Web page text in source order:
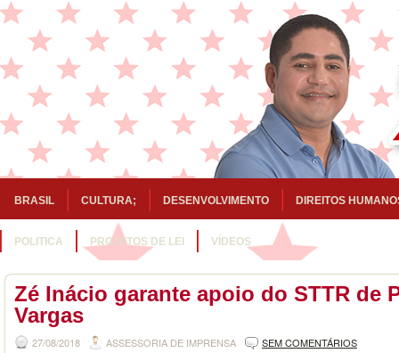
BRASIL CULTURA; DESENVOLVIMENTO DIREITOS
POLITICA PROJETOS DE LEI VÍDEOS
Zé Inácio garante apoio do STTR de
Vargas
27/08/2018 ASSESSORIA DE IMPRENSA SEM COMENTÁRIOS